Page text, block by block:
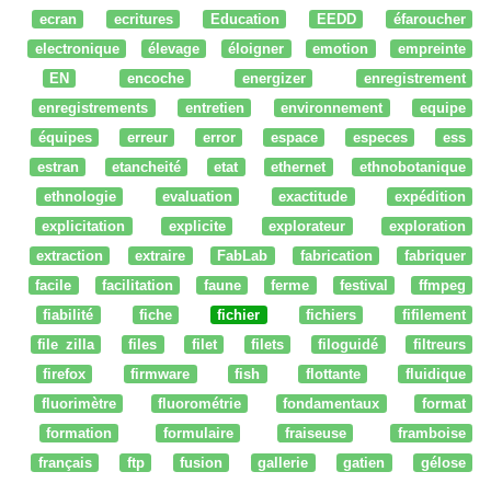
ecran
ecritures Education EEDD
éfaroucher
electronique
élevage éloigner emotion
empreinte
EN
encoche energizer
enregistrement
enregistrements
entretien environnement
equipe
équipes
erreur error espace especes
ess
estran
etancheité etat ethernet
ethnobotanique
ethnologie
evaluation exactitude
expédition
explicitation
explicite explorateur
exploration
extraction
extraire FabLab fabrication
fabriquer
facile
facilitation faune ferme festival
ffmpeg
fiabilité
fiche fichier fichiers
fifilement
file zilla
files filet filets filoguidé
filtreurs
firefox
firmware fish flottante
fluidique
fluorimètre
fluorométrie fondamentaux
format
formation
formulaire fraiseuse
framboise
français
ftp fusion gallerie gatien gélose